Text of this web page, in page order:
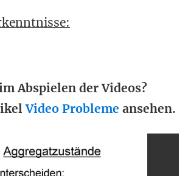
Abspielen der Videos?
Video Probleme ansehen.